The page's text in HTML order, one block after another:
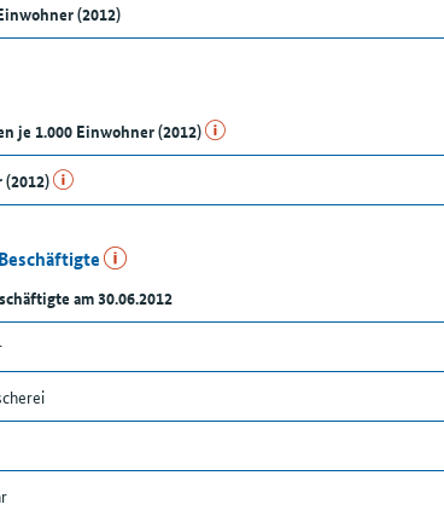
(2012)
je 1.000 Einwohner (2012)
am 30.06.2012